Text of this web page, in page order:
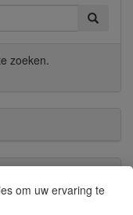
om uw ervaring te
zoeken.